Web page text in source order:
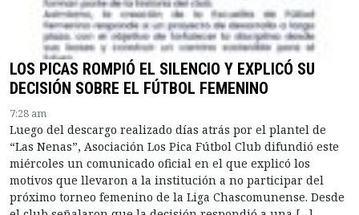
LOS PICAS ROMPIÓ EL SILENCIO Y EXPLICÓ SU
DECISIÓN SOBRE EL FÚTBOL FEMENINO
7:28 am
Luego del descargo realizado días atrás por el plantel de
“Las Nenas”, Asociación Los Pica Fútbol Club difundió este
miércoles un comunicado oficial en el que explicó los
motivos que llevaron a la institución a no participar del
próximo torneo femenino de la Liga Chascomunense. Desde